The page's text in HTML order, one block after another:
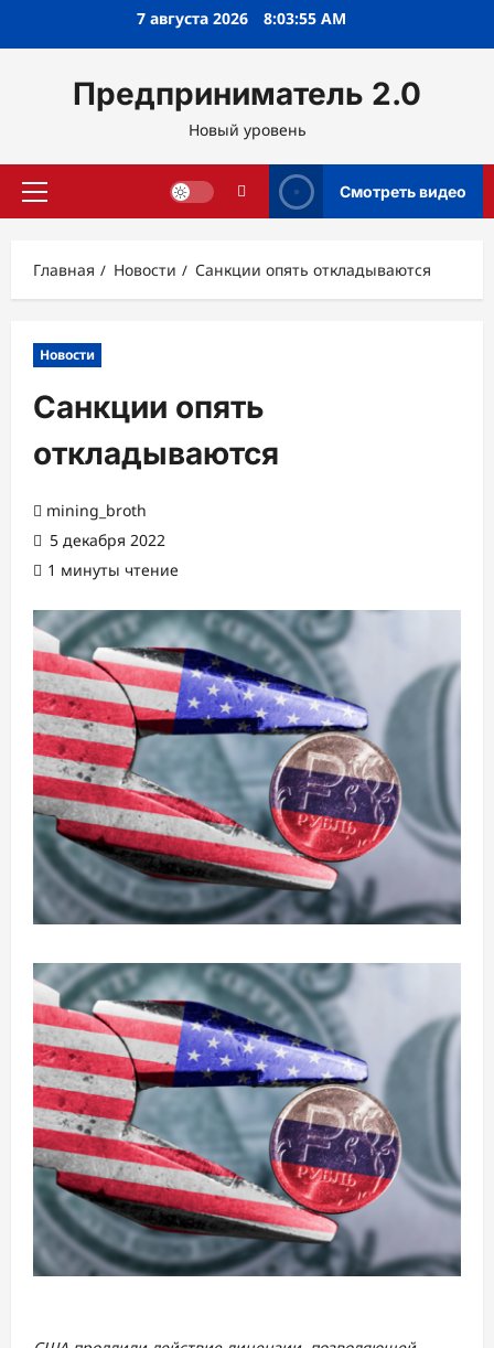
7 августа 2026 8:03:56 AM
Предприниматель 2.0
Новый уровень
Основное
Смотреть видео
Главная Новости Санкции опять откладываются
Новости
Санкции опять
откладываются
mining_broth
5 декабря 2022
1 минуты чтение